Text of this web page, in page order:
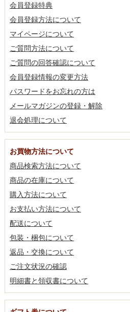
会員登録特典
会員登録方法について
マイページについて
ご質問方法について
ご質問の回答確認について
会員登録情報の変更方法
パスワードをお忘れの方は
メールマガジンの登録・解除
退会処理について
お買物方法について
商品検索方法について
商品の在庫について
購入方法について
お支払い方法について
配送について
包装・梱包について
返品・交換について
ご注文状況の確認
明細書と領収書について